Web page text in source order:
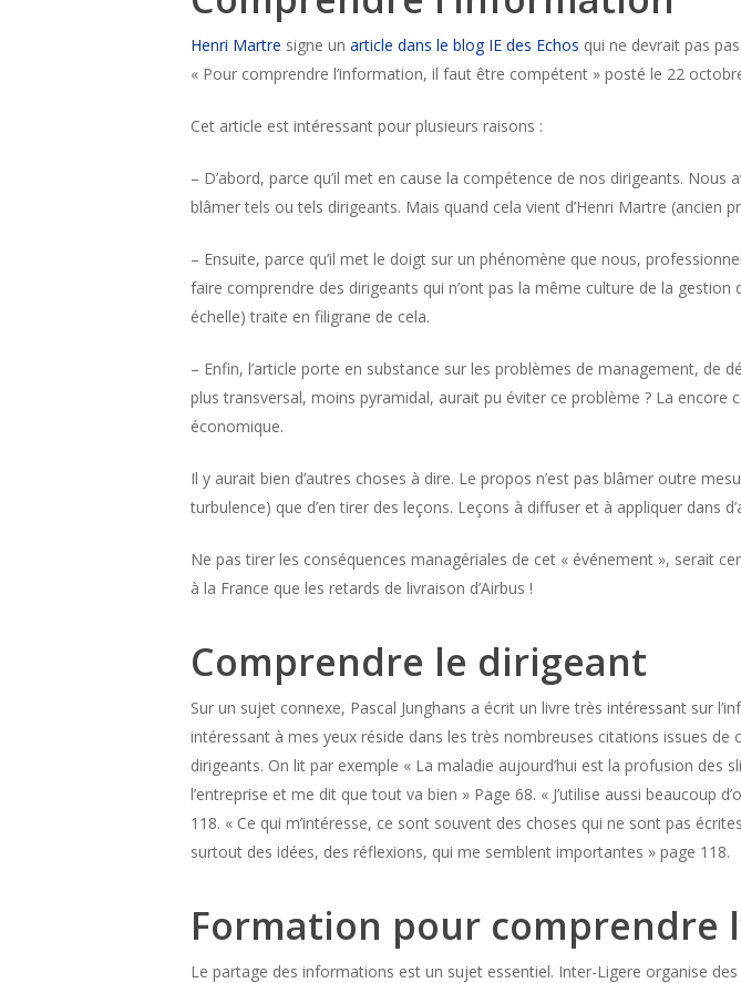
Henri Martre signe un article dans le blog IE des Echos qui ne devrait pas
« Pour comprendre l’information, il faut être compétent » posté le 22
Cet article est intéressant pour plusieurs raisons :
– D’abord, parce qu’il met en cause la compétence de nos dirigeants.
blâmer tels ou tels dirigeants. Mais quand cela vient d’Henri Martre (ancien
– Ensuite, parce qu’il met le doigt sur un phénomène que nous,
faire comprendre des dirigeants qui n’ont pas la même culture de la
échelle) traite en filigrane de cela.
– Enfin, l’article porte en substance sur les problèmes de management, de
plus transversal, moins pyramidal, aurait pu éviter ce problème ? La
économique.
Il y aurait bien d’autres choses à dire. Le propos n’est pas blâmer outre
turbulence) que d’en tirer des leçons. Leçons à diffuser et à appliquer dans
Ne pas tirer les conséquences managériales de cet « événement », serait
à la France que les retards de livraison d’Airbus !
Comprendre le dirigeant
Sur un sujet connexe, Pascal Junghans a écrit un livre très intéressant sur
intéressant à mes yeux réside dans les très nombreuses citations issues
dirigeants. On lit par exemple « La maladie aujourd’hui est la profusion
l’entreprise et me dit que tout va bien » Page 68. « J’utilise aussi beaucoup
118. « Ce qui m’intéresse, ce sont souvent des choses qui ne sont pas
surtout des idées, des réflexions, qui me semblent importantes » page 118.
Formation pour comprendre
Le partage des informations est un sujet essentiel. Inter-Ligere organise